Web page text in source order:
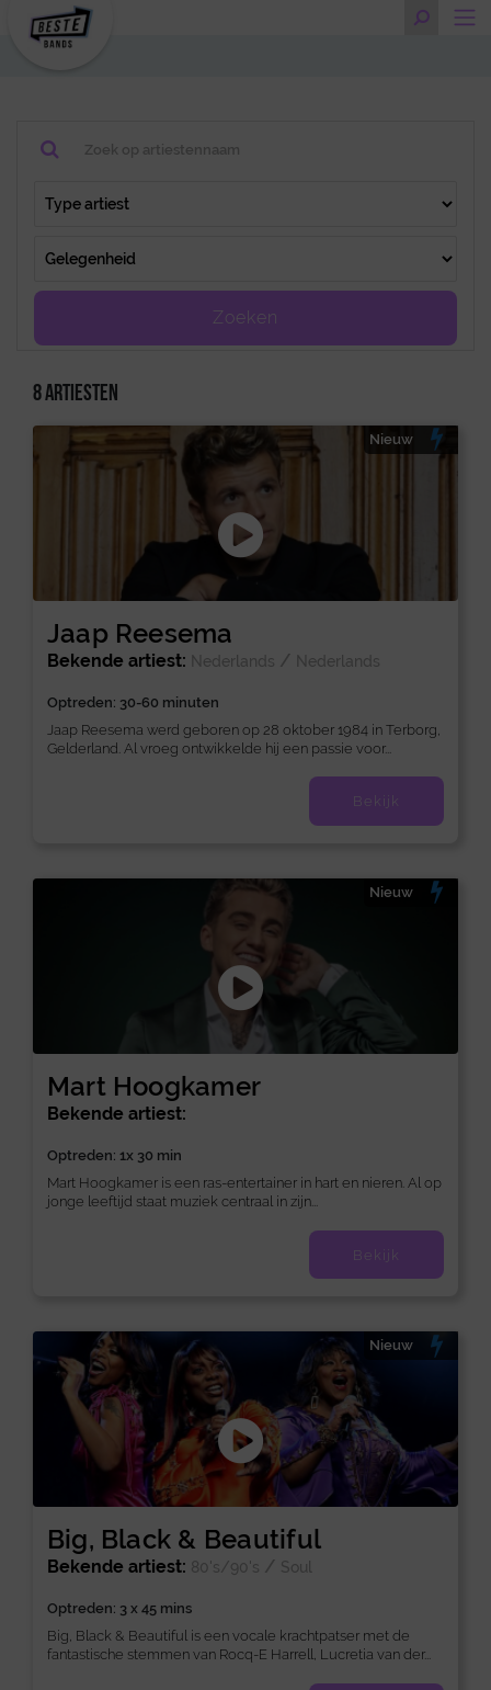
Zoeken
8 artiesten
Jaap Reesema
Nieuw
Bekende artiest: Nederlands / Nederlands
Optreden: 30-60 minuten
Jaap Reesema werd geboren op 28 oktober 1984 in Terborg,
Gelderland. Al vroeg ontwikkelde hij een passie voor...
Bekijk
Mart Hoogkamer
Nieuw
Bekende artiest:
Optreden: 1x 30 min
Mart Hoogkamer is een ras-entertainer in hart en nieren. Al op
jonge leeftijd staat muziek centraal in zijn...
Bekijk
Big, Black & Beautiful
Nieuw
Bekende artiest: 80's/90's / Soul
Optreden: 3 x 45 mins
Big, Black & Beautiful is een vocale krachtpatser met de
fantastische stemmen van Rocq-E Harrell, Lucretia van der...